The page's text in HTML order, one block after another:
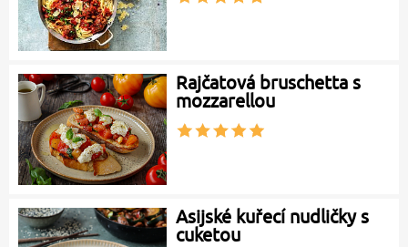
Rajčatová bruschetta s
mozzarellou
Asijské kuřecí nudličky s
cuketou